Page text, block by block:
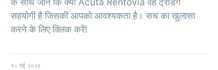
सहयोगी है जिसकी आपको आवश्यकता है। सच का खुलासा
करने के लिए क्लिक करें!
१८ मई २०२६